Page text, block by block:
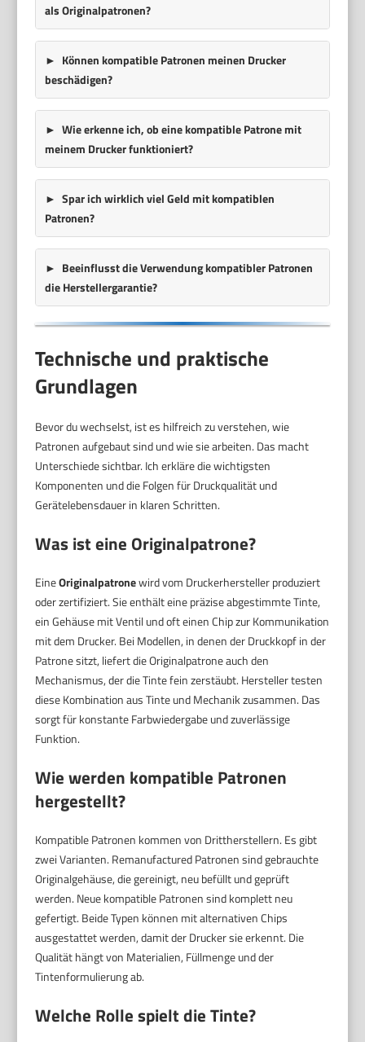
als Originalpatronen?
Können kompatible Patronen meinen Drucker
beschädigen?
Wie erkenne ich, ob eine kompatible Patrone mit
meinem Drucker funktioniert?
Spar ich wirklich viel Geld mit kompatiblen
Patronen?
Beeinflusst die Verwendung kompatibler Patronen
die Herstellergarantie?
Technische und praktische
Grundlagen
Bevor du wechselst, ist es hilfreich zu verstehen, wie
Patronen aufgebaut sind und wie sie arbeiten. Das macht
Unterschiede sichtbar. Ich erkläre die wichtigsten
Komponenten und die Folgen für Druckqualität und
Gerätelebensdauer in klaren Schritten.
Was ist eine Originalpatrone?
EineOriginalpatronewird vom Druckerhersteller produziert
oder zertifiziert. Sie enthält eine präzise abgestimmte Tinte,
ein Gehäuse mit Ventil und oft einen Chip zur Kommunikation
mit dem Drucker. Bei Modellen, in denen der Druckkopf in der
Patrone sitzt, liefert die Originalpatrone auch den
Mechanismus, der die Tinte fein zerstäubt. Hersteller testen
diese Kombination aus Tinte und Mechanik zusammen. Das
sorgt für konstante Farbwiedergabe und zuverlässige
Funktion.
Wie werden kompatible Patronen
hergestellt?
Kompatible Patronen kommen von Drittherstellern. Es gibt
zwei Varianten. Remanufactured Patronen sind gebrauchte
Originalgehäuse, die gereinigt, neu befüllt und geprüft
werden. Neue kompatible Patronen sind komplett neu
gefertigt. Beide Typen können mit alternativen Chips
ausgestattet werden, damit der Drucker sie erkennt. Die
Qualität hängt von Materialien, Füllmenge und der
Tintenformulierung ab.
Welche Rolle spielt die Tinte?